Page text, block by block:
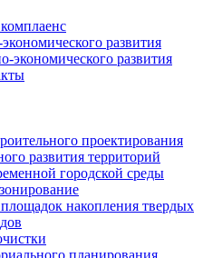
развития
экономического развития
проектирования
развития территорий
городской среды
накопления твердых
планирования